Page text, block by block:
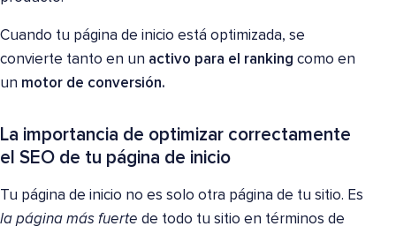
Cuando tu página de inicio está optimizada, se
convierte tanto en un activo para el ranking como en
un motor de conversión.
La importancia de optimizar correctamente
el SEO de tu página de inicio
Tu página de inicio no es solo otra página de tu sitio. Es
la página más fuerte de todo tu sitio en términos de